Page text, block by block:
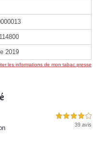
2019
les informations de mon tabac presse
4,0 étoiles sur 5
39 avis